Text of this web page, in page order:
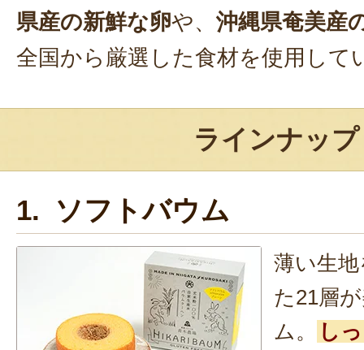
県産の新鮮な卵や、 沖縄県奄美産
全国から厳選した食材を使用して
ラインナップ
1. ソフトバウム
薄い生
た21層
ム。
し